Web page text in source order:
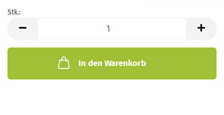
Stk.:
In den Warenkorb